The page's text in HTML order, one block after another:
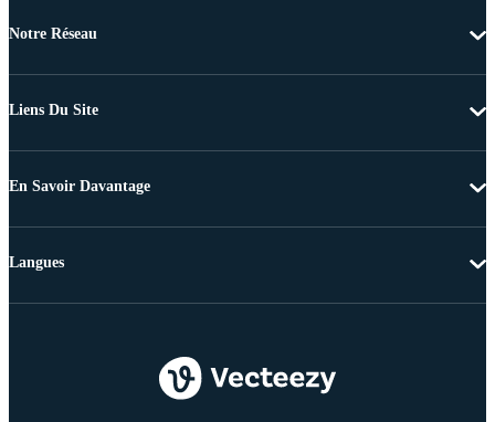
Notre Réseau
Liens Du Site
En Savoir Davantage
Langues